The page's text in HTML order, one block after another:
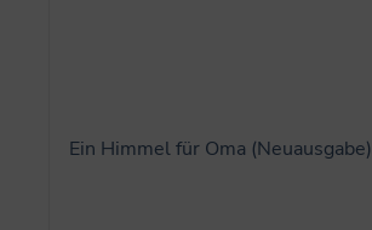
Ein Himmel für Oma (Neuausgabe)